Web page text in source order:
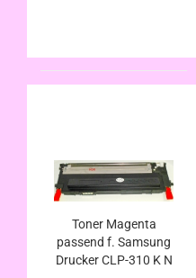
Toner Magenta
passend f. Samsung
Drucker CLP-310 K N